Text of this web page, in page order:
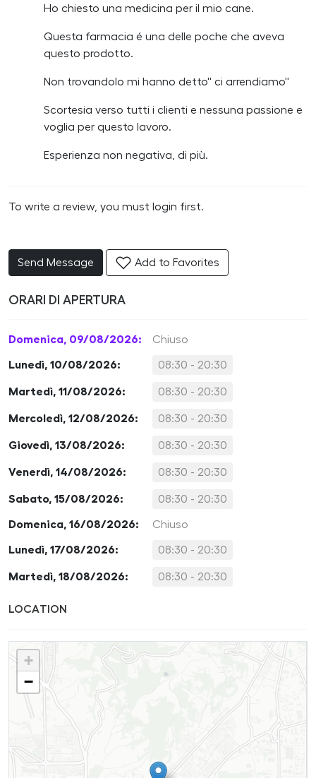
Ho chiesto una medicina per il mio cane.
Questa farmacia é una delle poche che aveva
questo prodotto.
Non trovandolo mi hanno detto'' ci arrendiamo''
Scortesia verso tutti i clienti e nessuna passione e
voglia per questo lavoro.
Esperienza non negativa, di più.
To write a review, you must login first.
Send Message Add to Favorites
ORARI DI APERTURA
Domenica, 09/08/2026: Chiuso
Lunedì, 10/08/2026: 08:30 - 20:30
Martedì, 11/08/2026: 08:30 - 20:30
Mercoledì, 12/08/2026: 08:30 - 20:30
Giovedì, 13/08/2026: 08:30 - 20:30
Venerdì, 14/08/2026: 08:30 - 20:30
Sabato, 15/08/2026: 08:30 - 20:30
Domenica, 16/08/2026: Chiuso
Lunedì, 17/08/2026: 08:30 - 20:30
Martedì, 18/08/2026: 08:30 - 20:30
LOCATION
+
−